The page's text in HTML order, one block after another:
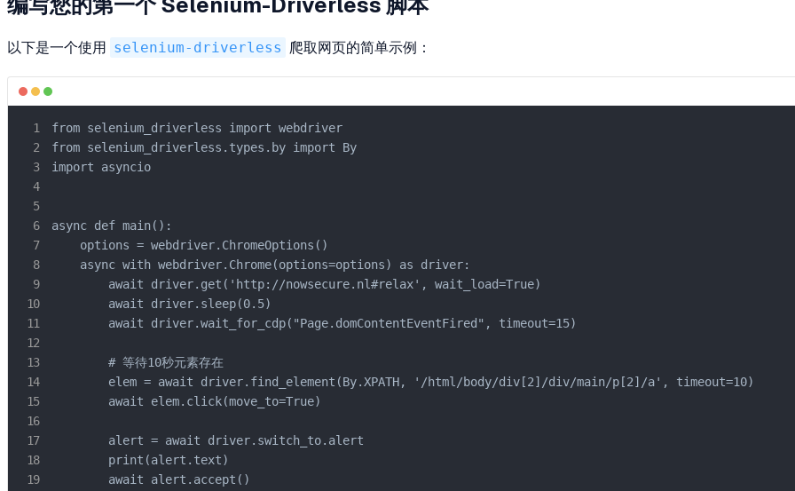
以下是一个使用 selenium-driverless 爬取网页的简单示例：
from selenium_driverless import webdriver
from selenium_driverless.types.by import By
import asyncio
async def main():
    options = webdriver.ChromeOptions()
    async with webdriver.Chrome(options=options) as driver:
        await driver.get('http://nowsecure.nl#relax', wait_load=True)
        await driver.sleep(0.5)
        await driver.wait_for_cdp("Page.domContentEventFired", timeout=15)
        # 等待10秒元素存在
        elem = await driver.find_element(By.XPATH, '/html/body/div[2]/div/main/p[2]/a', timeout=10)
        await elem.click(move_to=True)
        alert = await driver.switch_to.alert
        print(alert.text)
        await alert.accept()